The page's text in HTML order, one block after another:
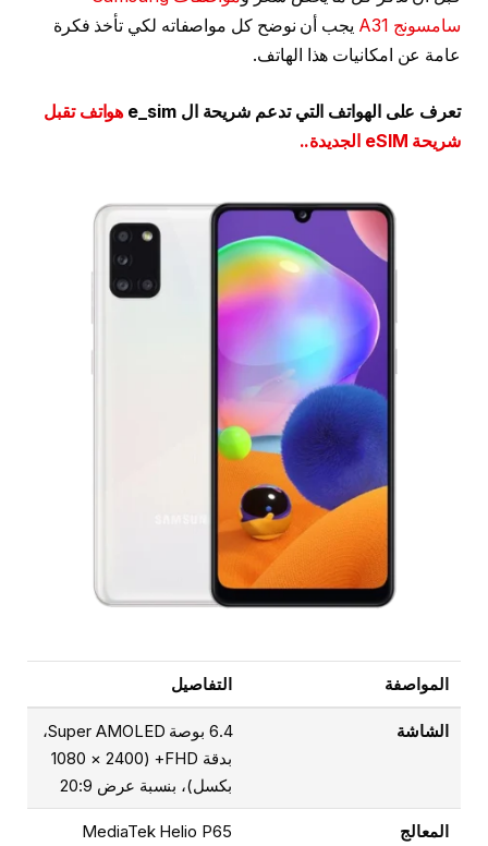
سامسونج A31
يجب أن نوضح كل مواصفاته لكي تأخذ فكرة
عامة عن امكانيات هذا الهاتف.
تعرف على الهواتف التي تدعم شريحة ال e_sim
هواتف تقبل
شريحة eSIM الجديدة..
المواصفة التفاصيل
الشاشة
6.4 بوصة Super AMOLED،
بدقة FHD+ (1080 × 2400
بكسل)، بنسبة عرض 20:9
المعالج
MediaTek Helio P65